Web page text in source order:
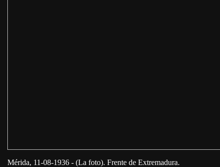
Mérida, 11-08-1936 - (La foto). Frente de Extremadura.